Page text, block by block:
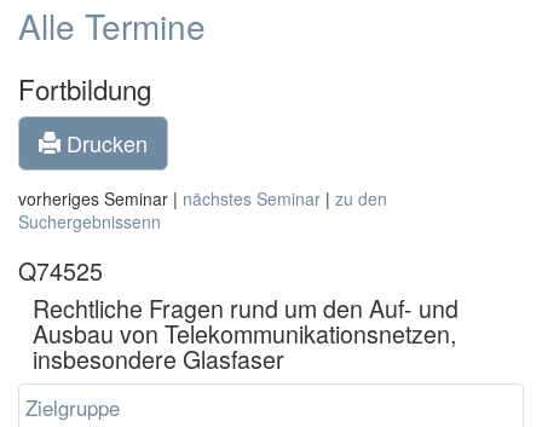
Alle Termine
Fortbildung
Drucken
vorheriges Seminar | nächstes Seminar | zu den
Suchergebnissenn
Q74525
Rechtliche Fragen rund um den Auf- und
Ausbau von Telekommunikationsnetzen,
insbesondere Glasfaser
Zielgruppe